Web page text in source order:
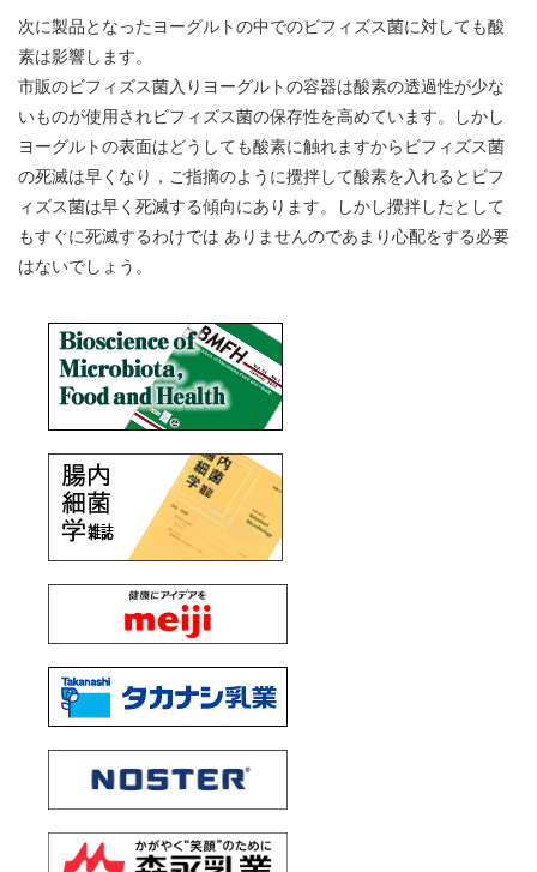
次に製品となったヨーグルトの中でのビフィズス菌に対しても酸
素は影響します。
市販のビフィズス菌入りヨーグルトの容器は酸素の透過性が少な
いものが使用されビフィズス菌の保存性を高めています。しかし
ヨーグルトの表面はどうしても酸素に触れますからビフィズス菌
の死滅は早くなり，ご指摘のように攪拌して酸素を入れるとビフ
ィズス菌は早く死滅する傾向にあります。しかし攪拌したとして
もすぐに死滅するわけでは ありませんのであまり心配をする必要
はないでしょう。